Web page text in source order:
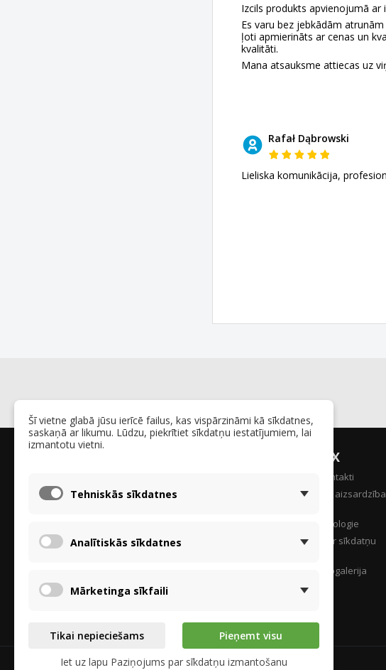
Izcils produkts apvienojumā ar
Es varu bez jebkādām
ļoti apmierināts ar cenas un
kvalitāti.
Mana atsauksme attiecas uz
Rafał Dąbrowski
Lieliska komunikācija,
Mēs specializējamies entalpijas siltummaiņos
Brink, Stiebel-Eltron, Proxon-Zimmerman,
gan atsevišķus rekuperatorus, gan pilnus
kvalitāti.
Par RekupeX
Par mums - kontakti
Personas datu aizsardzība
Recyklace a ekologie
Paziņojums par sīkdatņu
Realizāciju fotogalerija
Šī vietne glabā jūsu ierīcē failus, kas vispārzināmi kā sīkdatnes,
saskaņā ar likumu. Lūdzu, piekrītiet sīkdatņu iestatījumiem, lai
izmantotu vietni.
Tehniskās sīkdatnes
Analītiskās sīkdatnes
Mārketinga sīkfaili
Tikai nepieciešams
Pieņemt visu
Iet uz lapu Paziņojums par sīkdatņu izmantošanu